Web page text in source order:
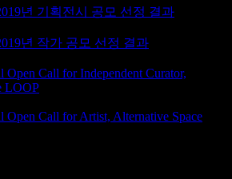
년 기획전시 공모 선정 결과
년 작가 공모 선정 결과
Open Call for Independent Curator,
LOOP
Open Call for Artist, Alternative Space